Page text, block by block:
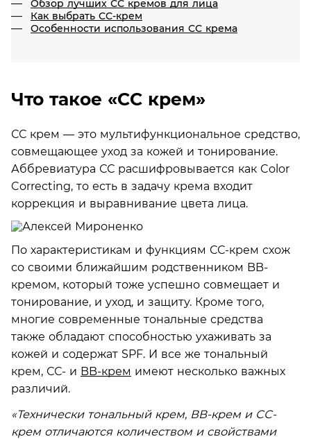
Обзор лучших СС кремов для лица
Как выбрать СС-крем
Особенности использования СС крема
Что такое «СС крем»
СС крем — это мультифункциональное средство,
совмещающее уход за кожей и тонирование.
Аббревиатура СС расшифровывается как Color
Correcting, то есть в задачу крема входит
коррекция и выравнивание цвета лица.
По характеристикам и функциям СС-крем схож
со своими ближайшим родственником BB-
кремом, который тоже успешно совмещает и
тонирование, и уход, и защиту. Кроме того,
многие современные тональные средства
также обладают способностью ухаживать за
кожей и содержат SPF. И все же тональный
крем, СС- и BB-крем имеют несколько важных
различий.
«Технически тональный крем, ВВ-крем и СС-
крем отличаются количеством и свойствами